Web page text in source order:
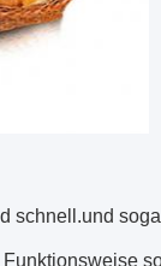
schnell.und